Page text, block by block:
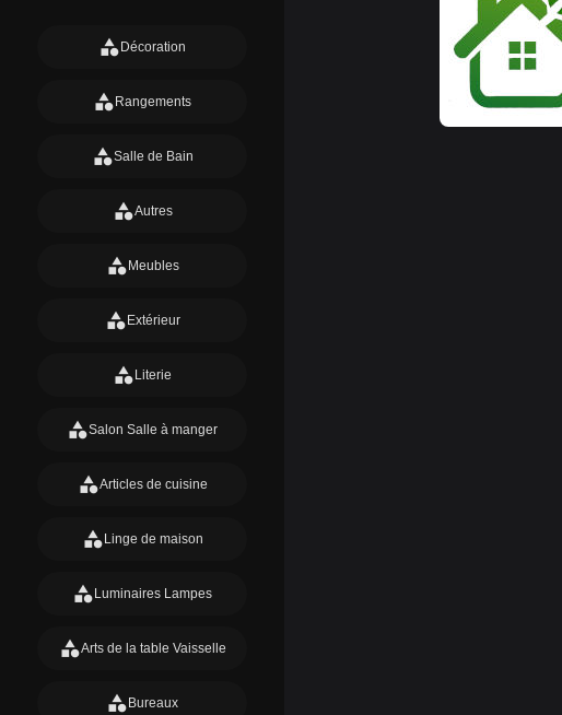
category Décoration
category Rangements
categorySalle de Bain
categoryAutres
category Meubles
category Extérieur
category Literie
categorySalon Salle à manger
categoryArticles de cuisine
category Linge de maison
category Luminaires Lampes
categoryArts de la table Vaisselle
category Bureaux